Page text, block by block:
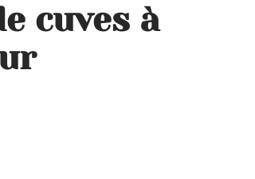
cuves à